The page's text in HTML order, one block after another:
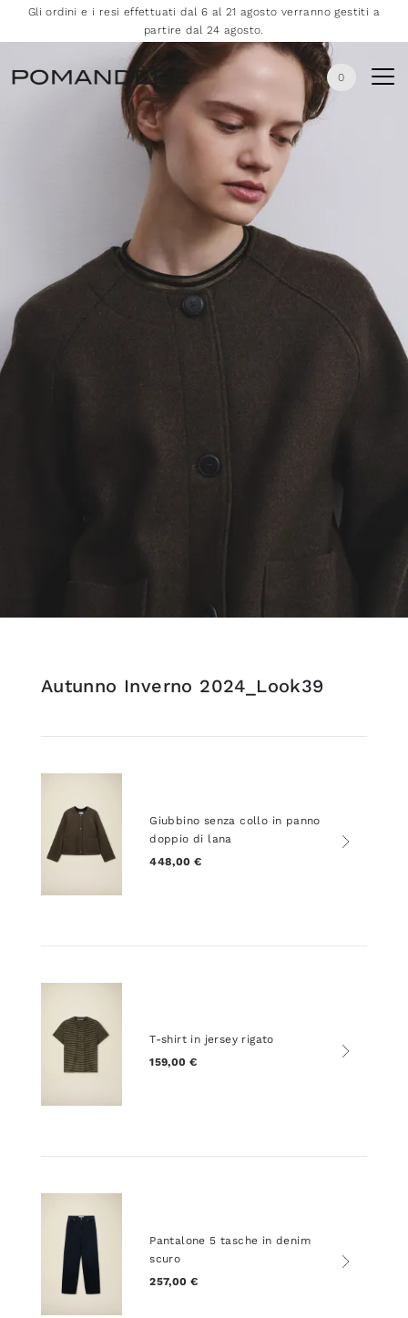
Gli ordini e i resi effettuati dal 6 al 21 agosto verranno gestiti a
partire dal 24 agosto.
0
Autunno Inverno 2024_Look39
Giubbino senza collo in panno
doppio di lana
448,00 €
T-shirt in jersey rigato
159,00 €
Pantalone 5 tasche in denim
scuro
257,00 €